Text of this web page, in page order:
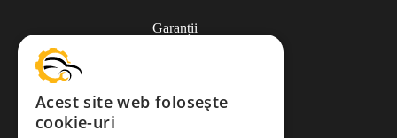
Garanții
Acest site web folosește
cookie-uri